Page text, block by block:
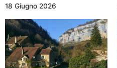
18 Giugno 2026